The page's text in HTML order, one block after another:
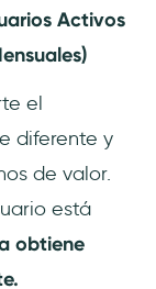
Activos
el
diferente y
de valor.
está
obtiene